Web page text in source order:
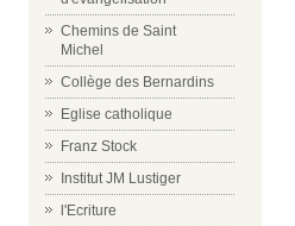
Chemins de Saint
Michel
Collège des Bernardins
Eglise catholique
Franz Stock
Institut JM Lustiger
l'Ecriture